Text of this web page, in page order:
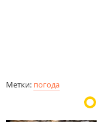
Метки: погода